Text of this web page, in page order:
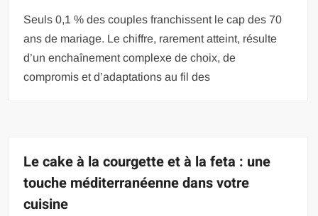
Seuls 0,1 % des couples franchissent le cap des 70
ans de mariage. Le chiffre, rarement atteint, résulte
d’un enchaînement complexe de choix, de
compromis et d’adaptations au fil des
Le cake à la courgette et à la feta : une
touche méditerranéenne dans votre
cuisine